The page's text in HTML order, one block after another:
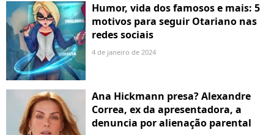
Humor, vida dos famosos e mais: 5
motivos para seguir Otariano nas
redes sociais
4 de janeiro de 2024
Ana Hickmann presa? Alexandre
Correa, ex da apresentadora, a
denuncia por alienação parental